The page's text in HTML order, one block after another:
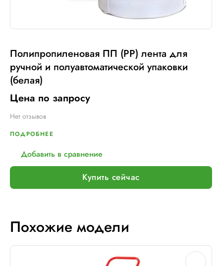
Полипропиленовая ПП (PP) лента для
ручной и полуавтоматической упаковки
(белая)
Цена по запросу
Нет отзывов
ПОДРОБНЕЕ
Добавить в сравнение
Купить сейчас
Похожие модели